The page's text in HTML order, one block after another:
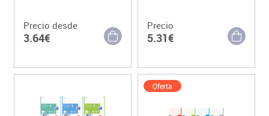
Precio desde
3.64€
Precio
5.31€
Oferta